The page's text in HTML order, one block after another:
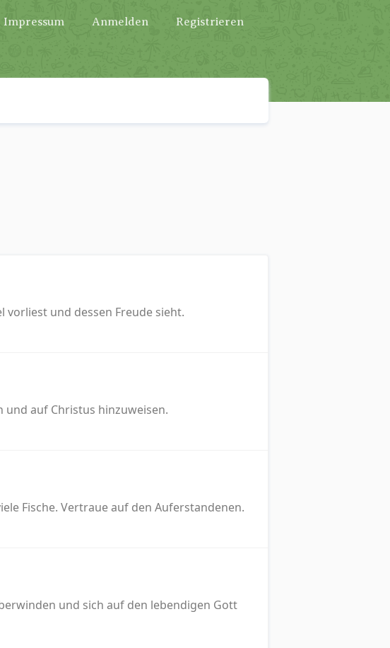
Impressum Anmelden Registrieren
und dessen Freude sieht.
und auf Christus hinzuweisen.
Fische. Vertraue auf den Auferstandenen.
und sich auf den lebendigen Gott